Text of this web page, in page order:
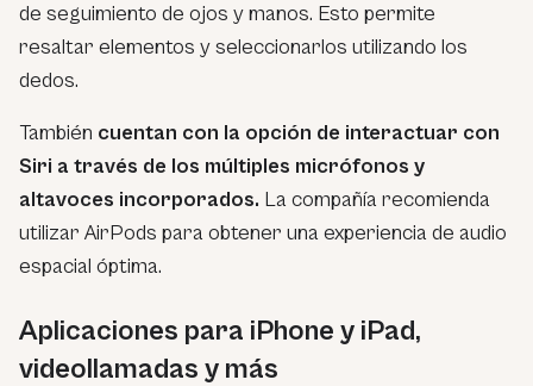
de seguimiento de ojos y manos. Esto permite
resaltar elementos y seleccionarlos utilizando los
dedos.
También cuentan con la opción de interactuar con
Siri a través de los múltiples micrófonos y
altavoces incorporados. La compañía recomienda
utilizar AirPods para obtener una experiencia de audio
espacial óptima.
Aplicaciones para iPhone y iPad,
videollamadas y más